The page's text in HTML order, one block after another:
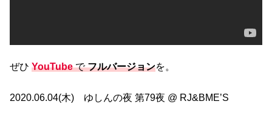
ぜひ YouTubeでフルバージョンを。
2020.06.04(木) ゆしんの夜 第79夜 @ RJ&BME’S